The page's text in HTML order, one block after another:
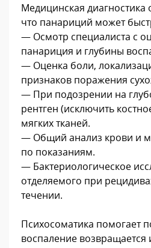
Медицинская диагностика
что панариций может
— Осмотр специалиста с
панариция и глубины
— Оценка боли,
признаков поражения
— При подозрении на
рентген (исключить
мягких тканей.
— Общий анализ крови и
по показаниям.
— Бактериологическое
отделяемого при
течении.
Психосоматика помогает
воспаление возвращается